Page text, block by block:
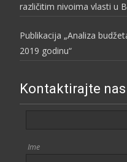
različitim nivoima vlasti u
Publikacija „Analiza
2019 godinu“
Kontaktirajte nas
Ime